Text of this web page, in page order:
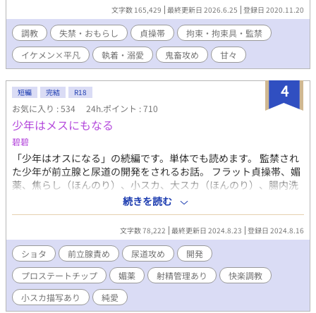
ル(攻め) イエベ春 全体的に色素が薄い。 甘いマスクのイケメ
ン。 ワンコ溺愛攻め→鬼畜攻めに変化。 ロンの泣き顔が好きにな
り、支配欲の虜になる。 ロン(受け) 嫌なことから兎に角逃げてき
た人生。 小学生の頃、夏休みの宿題は最後の日になっても出来な
かった。 人の気持ちがわからないことがある。 アリサ 派手な見
た目
文字数 165,429 最終更新日 2026.6.25 登録日 2020.11.20
調教 失禁・おもらし 貞操帯
拘束・拘束具・監禁
イケメン×平凡
執着・溺愛 鬼畜攻め 甘々
4
短編 完結 R18
お気に入り : 534 24h.ポイント : 710
少年はメスにもなる
碧碧
「少年はオスになる」の続編です。単体でも読めます。 監禁され
た少年が前立腺と尿道の開発をされるお話。 フラット貞操帯、媚
薬、焦らし（ほんのり）、小スカ、大スカ（ほんのり）、腸内洗
浄、メスイキ、エネマグラ、連続絶頂、前立腺責め、尿道責め、
亀頭責め（ほんのり）、プロステートチップ、攻めに媚薬、攻め
の射精我慢、攻め喘ぎ（押し殺し系）、見られながらの性行為な
どがあります。 挿入ありです。本編では調教師×ショタ、調教師
×ショタ×モブショタの3Pもありますので閲覧ご注意ください。
番外編では全て小スカでの絶頂があり、とにかくラブラブ甘々恋
人セックスしています。堅物おじさん調教師がすっかり溺愛攻め
となりました。 早熟→恋人セックス。受けに煽られる攻め。受け
が飲精します。 成熟→調教プレイ。乳首責めや射精我慢、オナホ
続きを読む
文字数 78,222 最終更新日 2024.8.23 登録日 2024.8.16
ショタ 前立腺責め 尿道攻め
開発
プロステートチップ
媚薬 射精管理あり
快楽調教
小スカ描写あり
純愛